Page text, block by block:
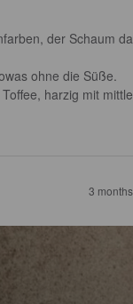
der Schaum
ohne die Süße.
harzig mit
3